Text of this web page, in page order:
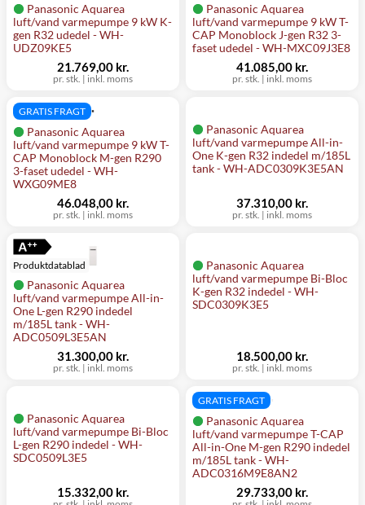
Panasonic Aquarea
luft/vand varmepumpe 9 kW K-
gen R32 udedel - WH-
UDZ09KE5
pr. stk. | inkl. moms
21.769,00 kr.
Panasonic Aquarea
luft/vand varmepumpe 9 kW T-
CAP Monoblock J-gen R32 3-
faset udedel - WH-MXC09J3E8
pr. stk. | inkl. moms
41.085,00 kr.
Panasonic Aquarea
luft/vand varmepumpe 9 kW T-
CAP Monoblock M-gen R290
3-faset udedel - WH-
WXG09ME8
GRATIS FRAGT
pr. stk. | inkl. moms
46.048,00 kr.
Panasonic Aquarea
luft/vand varmepumpe All-in-
One K-gen R32 indedel m/185L
tank - WH-ADC0309K3E5AN
pr. stk. | inkl. moms
37.310,00 kr.
Panasonic Aquarea
luft/vand varmepumpe All-in-
One L-gen R290 indedel
m/185L tank - WH-
ADC0509L3E5AN
Produktdatablad
pr. stk. | inkl. moms
31.300,00 kr.
Panasonic Aquarea
luft/vand varmepumpe Bi-Bloc
K-gen R32 indedel - WH-
SDC0309K3E5
pr. stk. | inkl. moms
18.500,00 kr.
Panasonic Aquarea
luft/vand varmepumpe Bi-Bloc
L-gen R290 indedel - WH-
SDC0509L3E5
15.332,00 kr.
Panasonic Aquarea
luft/vand varmepumpe T-CAP
All-in-One M-gen R290 indedel
m/185L tank - WH-
ADC0316M9E8AN2
GRATIS FRAGT
29.733,00 kr.